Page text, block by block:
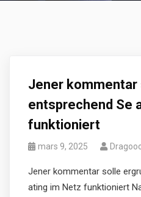
Jener kommentar
entsprechend Se
funktioniert
mars 9, 2025
Jener kommentar solle
ating im Netz funktioniert